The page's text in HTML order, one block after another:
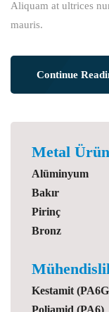
Aliquam at ultrices
mauris.
Continue
Metal
Alüminyum
Bakır
Pirinç
Bronz
Kestamit
Poliamid (PA6)